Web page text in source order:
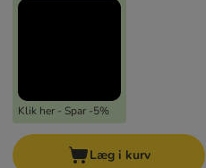
Klik her - Spar -5%
Læg i kurv